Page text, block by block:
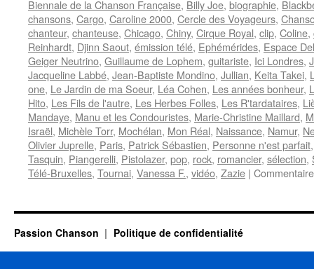
Biennale de la Chanson Française, Billy Joe, biographie,
chansons, Cargo, Caroline 2000, Cercle des Voyageurs,
chanteur, chanteuse, Chicago, Chiny, Cirque Royal, clip, Coline,
Reinhardt, Djinn Saout, émission télé, Ephémérides, Espace
Geiger Neutrino, Guillaume de Lophem, guitariste, Ici Londres,
Jacqueline Labbé, Jean-Baptiste Mondino, Jullian, Keita Takei,
one, Le Jardin de ma Soeur, Léa Cohen, Les années bonheur,
Hito, Les Fils de l'autre, Les Herbes Folles, Les R'tardataires,
Mandaye, Manu et les Condouristes, Marie-Christine Maillard,
Israël, Michèle Torr, Mochélan, Mon Réal, Naissance, Namur,
Olivier Juprelle, Paris, Patrick Sébastien, Personne n'est parfait
Tasquin, Piangerelli, Pistolazer, pop, rock, romancier, sélection,
Télé-Bruxelles, Tournai, Vanessa F., vidéo, Zazie |
Passion Chanson Politique de confidentialité